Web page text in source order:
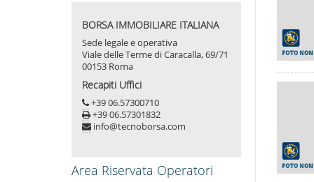
BORSA IMMOBILIARE ITALIANA
Sede legale e operativa
Viale delle Terme di Caracalla, 69/71
00153 Roma
Recapiti Uffici
+39 06.57300710
+39 06.57301832
info@tecnoborsa.com